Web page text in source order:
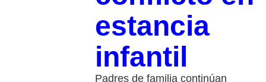
estancia
infantil
Padres de familia continúan